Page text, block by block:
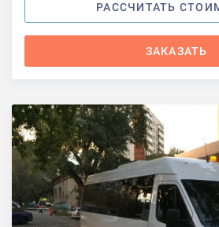
РАССЧИТАТЬ
ЗАКАЗАТЬ